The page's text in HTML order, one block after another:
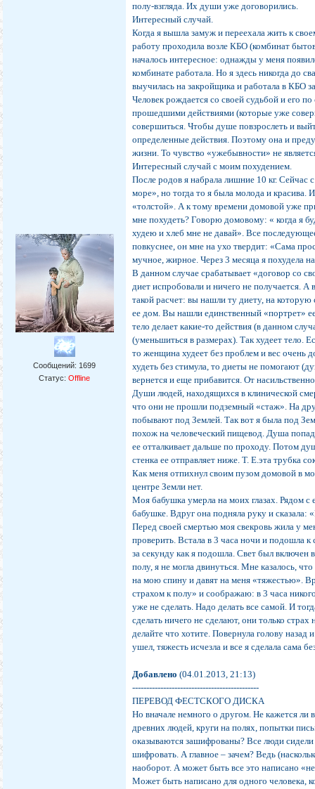
Сообщений: 1699
Статус:Offline
полу-взгляда. Их души уже договорились.
Интересный случай.
Когда я вышла замуж и переехала жить к
работу проходила возле КБО (комбинат
началось интересное: однажды у меня
комбинате работала. Но я здесь никогда до
выучилась на закройщика и работала в КБО
Человек рождается со своей судьбой и его
прошедшими действиями (которые уже
совершиться. Чтобы душе повзрослеть и
определенные действия. Поэтому она и
жизни. То чувство «ужебывности» не
Интересный случай с моим похудением.
После родов я набрала лишние 10 кг. Сейчас
море», но тогда то я была молода и
«толстой». А к тому времени домовой уже
мне похудеть? Говорю домовому: « когда я
худею и хлеб мне не давай». Все
повкуснее, он мне на ухо твердит: «Сама
мучное, жирное. Через 3 месяца я похудела на
В данном случае срабатывает «договор со
диет испробовали и ничего не получается.
такой расчет: вы нашли ту диету, на которую
ее дом. Вы нашли единственный «портрет»
тело делает какие-то действия (в данном
(уменьшиться в размерах). Так худеет тело.
то женщина худеет без проблем и вес очень
худеть без стимула, то диеты не помогают
вернется и еще прибавится. От
Души людей, находящихся в клинической
что они не прошли подземный «стаж». На
побывают под Землей. Так вот я была под
похож на человеческий пищевод. Душа
ее отталкивает дальше по проходу. Потом
стенка ее отправляет ниже. Т. Е.эта трубка
Как меня отпихнул своим пузом домовой в
центре Земли нет.
Моя бабушка умерла на моих глазах. Рядом
бабушке. Вдруг она подняла руку и
Перед своей смертью моя свекровь жила у
проверить. Встала в 3 часа ночи и подошла
за секунду как я подошла. Свет был включен
полу, я не могла двинуться. Мне казалось,
на мою спину и давят на меня «тяжестью».
страхом к полу» и соображаю: в 3 часа
уже не сделать. Надо делать все самой. И
сделать ничего не сделают, они только
делайте что хотите. Повернула голову
ушел, тяжесть исчезла и все я сделала сама
Добавлено (04.01.2013, 21:13)
---------------------------------------------
ПЕРЕВОД ФЕСТСКОГО ДИСКА
Но вначале немного о другом. Не кажется ли
древних людей, круги на полях, попытки
оказываются зашифрованы? Все люди
шифровать. А главное – зачем? Ведь
наоборот. А может быть все это написано
Может быть написано для одного человека,